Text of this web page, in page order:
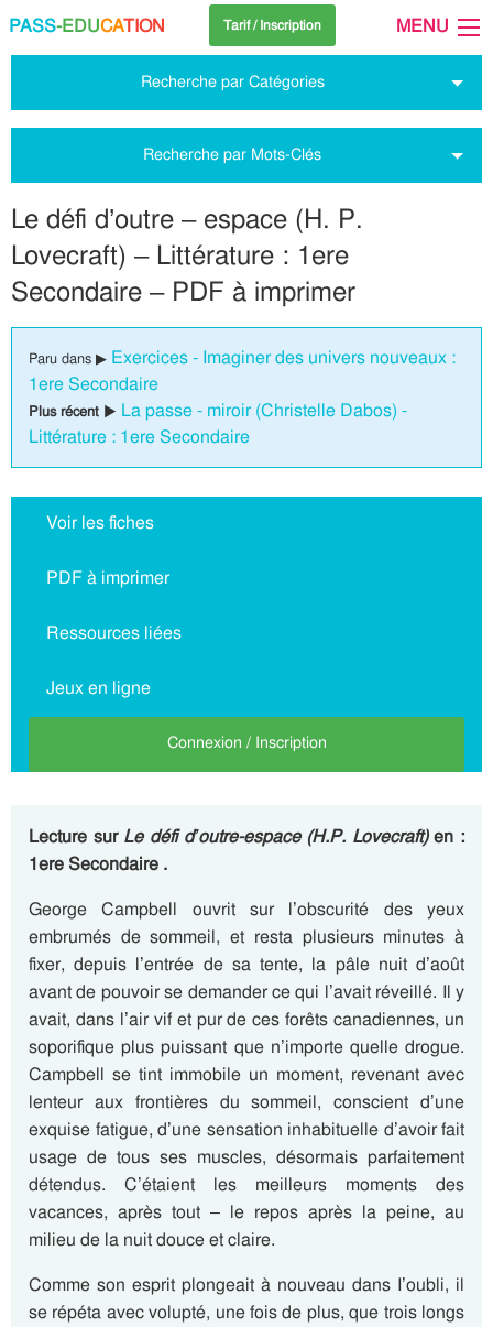
PASS-EDUCATION Tarif / Inscription MENU
Recherche par Catégories
Recherche par Mots-Clés
Le défi d’outre – espace (H. P.
Lovecraft) – Littérature : 1ere
Secondaire – PDF à imprimer
Paru dans ▶ Exercices - Imaginer des univers nouveaux :
1ere Secondaire
Plus récent ▶ La passe - miroir (Christelle Dabos) -
Littérature : 1ere Secondaire
Voir les fiches
PDF à imprimer
Ressources liées
Jeux en ligne
Connexion / Inscription
Lecture sur Le défi d’outre-espace (H.P. Lovecraft) en :
1ere Secondaire .
George Campbell ouvrit sur l’obscurité des yeux
embrumés de sommeil, et resta plusieurs minutes à
fixer, depuis l’entrée de sa tente, la pâle nuit d’août
avant de pouvoir se demander ce qui l’avait réveillé. Il y
avait, dans l’air vif et pur de ces forêts canadiennes, un
soporifique plus puissant que n’importe quelle drogue.
Campbell se tint immobile un moment, revenant avec
lenteur aux frontières du sommeil, conscient d’une
exquise fatigue, d’une sensation inhabituelle d’avoir fait
usage de tous ses muscles, désormais parfaitement
détendus. C’étaient les meilleurs moments des
vacances, après tout – le repos après la peine, au
milieu de la nuit douce et claire.
Comme son esprit plongeait à nouveau dans I’oubli, il
se répéta avec volupté, une fois de plus, que trois longs